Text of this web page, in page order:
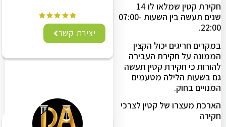
חקירת קטין שמלאו לו 14
שנים תעשה בין השעות 07:00-
22:00.
במקרים חריגים יכול הקצין
הממונה על חקירת העבירה
להורות כי חקירת קטין תעשה
גם בשעות הלילה מטעמים
המנויים בחוק.
הארכת מעצרו של קטין לצרכי
חקירה
יצירת קשר